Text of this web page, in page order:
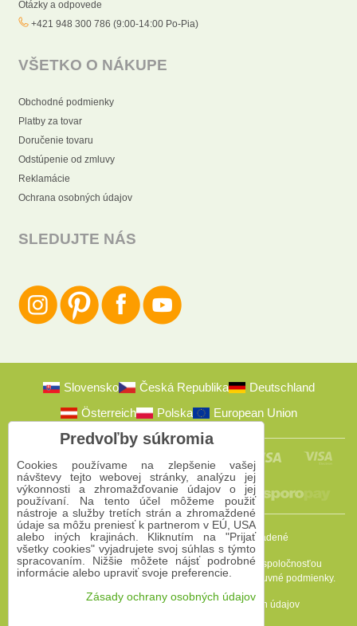
Otázky a odpovede
+421 948 300 786 (9:00-14:00 Po-Pia)
VŠETKO O NÁKUPE
Obchodné podmienky
Platby za tovar
Doručenie tovaru
Odstúpenie od zmluvy
Reklamácie
Ochrana osobných údajov
SLEDUJTE NÁS
Slovensko Česká Republika
Deutschland
Österreich
Polska European Union
2009-2026 © Bomba s.r.o.Všetky práva vyhradené
Táto stránka je chránená programom reCAPTCHA a spoločnosťou
Google. PlatiaPravidlá ochrany osobných údajov Zmluvné podmienky.
Predvoľby súkromia
Zásady ochrany osobných údajov
Predvoľby súkromia
Cookies používame na zlepšenie vašej
návštevy tejto webovej stránky, analýzu jej
výkonnosti a zhromažďovanie údajov o jej
používaní. Na tento účel môžeme použiť
nástroje a služby tretích strán a zhromaždené
údaje sa môžu preniesť k partnerom v EÚ, USA
alebo iných krajinách. Kliknutím na "Prijať
všetky cookies" vyjadrujete svoj súhlas s týmto
spracovaním. Nižšie môžete nájsť podrobné
informácie alebo upraviť svoje preferencie.
Zásady ochrany osobných údajov